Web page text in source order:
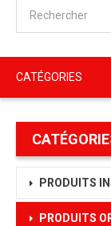
CATÉGORIES
PRODUITS
PRODUITS